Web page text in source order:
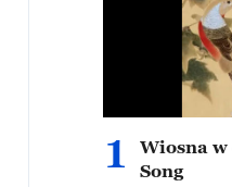
1
Wiosna w
Song